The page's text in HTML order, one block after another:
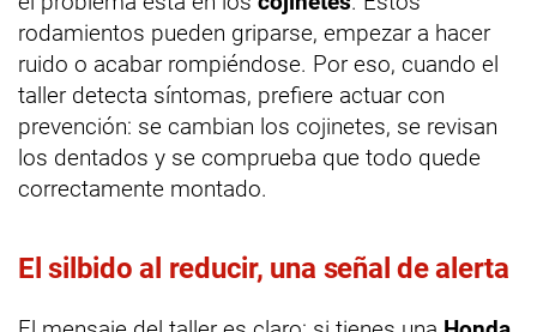
rodamientos pueden griparse, empezar a hacer
ruido o acabar rompiéndose. Por eso, cuando el
taller detecta síntomas, prefiere actuar con
prevención: se cambian los cojinetes, se revisan
los dentados y se comprueba que todo quede
correctamente montado.
El silbido al reducir, una señal de alerta